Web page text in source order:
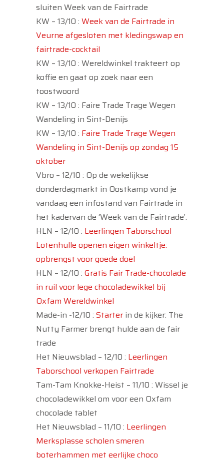
sluiten Week van de Fairtrade
KW – 13/10 : Week van de Fairtrade in
Veurne afgesloten met kledingswap en
fairtrade-cocktail
KW – 13/10 : Wereldwinkel trakteert op
koffie en gaat op zoek naar een
toostwoord
KW – 13/10 : Faire Trade Trage Wegen
Wandeling in Sint-Denijs
KW – 13/10 : Faire Trade Trage Wegen
Wandeling in Sint-Denijs op zondag 15
oktober
Vbro – 12/10 : Op de wekelijkse
donderdagmarkt in Oostkamp vond je
vandaag een infostand van Fairtrade in
het kadervan de ‘Week van de Fairtrade’.
HLN – 12/10 : Leerlingen Taborschool
Lotenhulle openen eigen winkeltje:
opbrengst voor goede doel
HLN – 12/10 : Gratis Fair Trade-chocolade
in ruil voor lege chocoladewikkel bij
Oxfam Wereldwinkel
Made-in -12/10 : Starter in de kijker: The
Nutty Farmer brengt hulde aan de fair
trade
Het Nieuwsblad – 12/10 : Leerlingen
Taborschool verkopen Fairtrade
Tam-Tam Knokke-Heist – 11/10 : Wissel je
chocoladewikkel om voor een Oxfam
chocolade tablet
Het Nieuwsblad – 11/10 : Leerlingen
Merksplasse scholen smeren
boterhammen met eerlijke choco